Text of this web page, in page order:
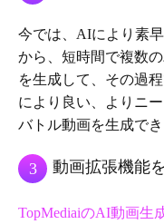
今では、AIにより素
から、短時間で複数
を生成して、その過
により良い、よりニ
バトル動画を生成でき
3 動画拡張機能
TopMediaiのAI動画生